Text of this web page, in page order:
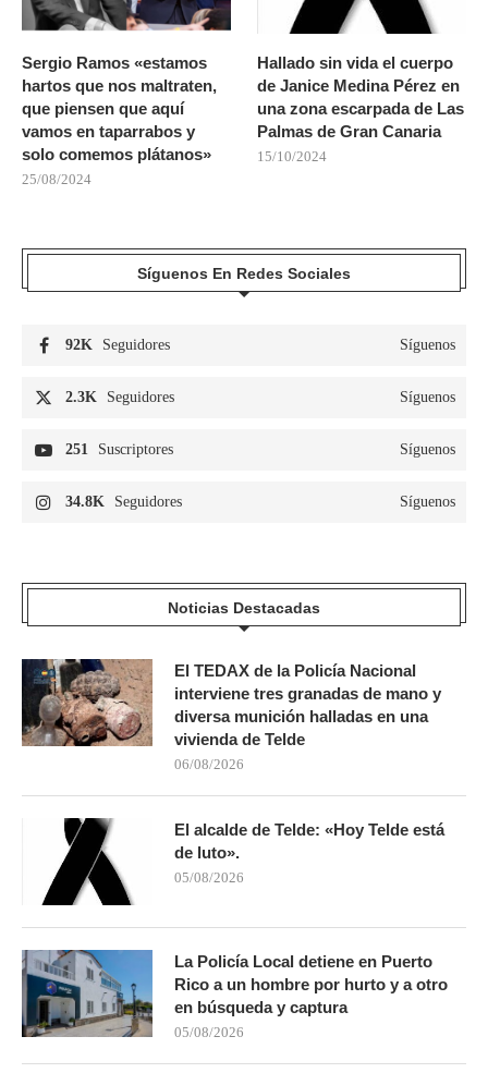
Sergio Ramos «estamos
hartos que nos maltraten,
que piensen que aquí
vamos en taparrabos y
solo comemos plátanos»
25/08/2024
Hallado sin vida el cuerpo
de Janice Medina Pérez en
una zona escarpada de Las
Palmas de Gran Canaria
15/10/2024
Síguenos En Redes Sociales
92K Seguidores Síguenos
2.3K Seguidores Síguenos
251 Suscriptores Síguenos
34.8K Seguidores Síguenos
Noticias Destacadas
El TEDAX de la Policía Nacional
interviene tres granadas de mano y
diversa munición halladas en una
vivienda de Telde
06/08/2026
El alcalde de Telde: «Hoy Telde está
de luto».
05/08/2026
La Policía Local detiene en Puerto
Rico a un hombre por hurto y a otro
en búsqueda y captura
05/08/2026